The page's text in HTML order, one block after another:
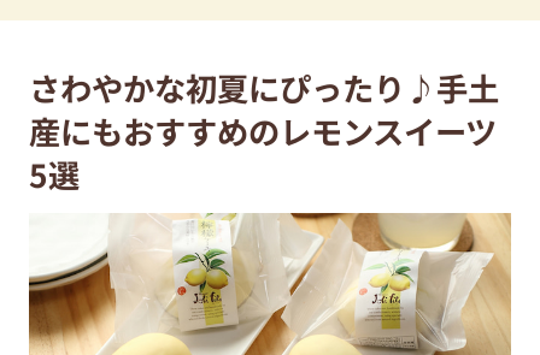
さわやかな初夏にぴったり♪手土
産にもおすすめのレモンスイーツ
5選